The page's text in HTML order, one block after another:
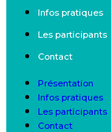
Infos pratiques
Les participants
Contact
Présentation
Infos pratiques
Les participants
Contact